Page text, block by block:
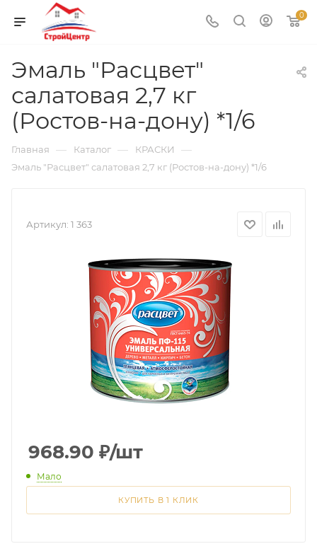
0
Эмаль "Расцвет"
салатовая 2,7 кг
(Ростов-на-дону) *1/6
Главная — Каталог — КРАСКИ —
Эмаль "Расцвет" салатовая 2,7 кг (Ростов-на-дону) *1/6
Артикул: 1 363
968.90 ₽/шт
Мало
КУПИТЬ В 1 КЛИК